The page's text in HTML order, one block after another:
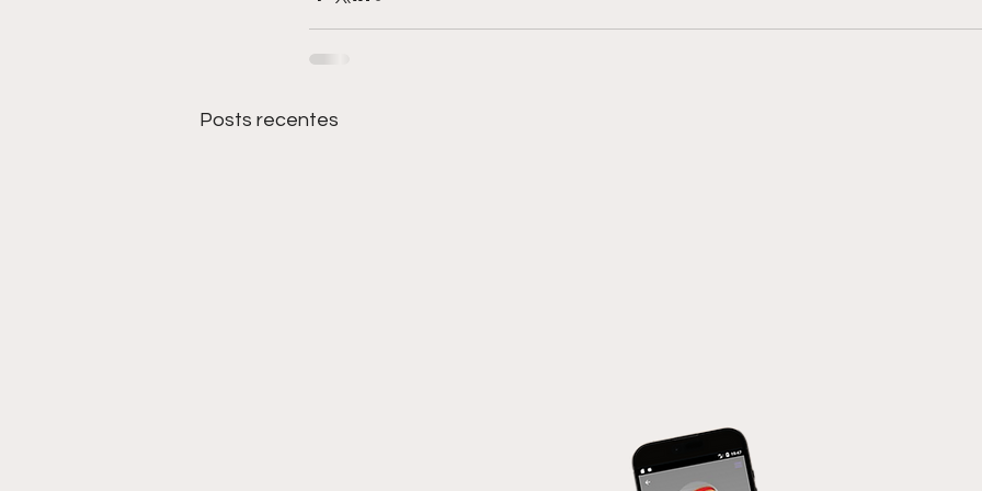
Posts recentes